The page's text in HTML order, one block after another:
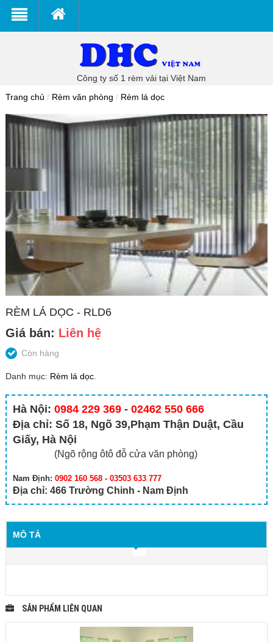
Công ty số 1 rèm vải tại Việt Nam
Trang chủ / Rèm văn phòng / Rèm lá dọc
RÈM LÁ DỌC - RLD6
Giá bán: Liên hệ
Còn hàng
Danh mục: Rèm lá dọc
Hà Nội: 0984 229 369 - 02462 550 666
Địa chỉ: Số 18, Ngõ 39,Phạm Thận Duật, Cầu
Giấy, Hà Nội
(Ngõ rộng ôtô đỗ cửa văn phòng)
Nam Định: 0902 160 568 - 03503 633 777
Địa chỉ: 466 Trường Chinh - Nam Định
MÔ TẢ
SẢN PHẨM LIÊN QUAN